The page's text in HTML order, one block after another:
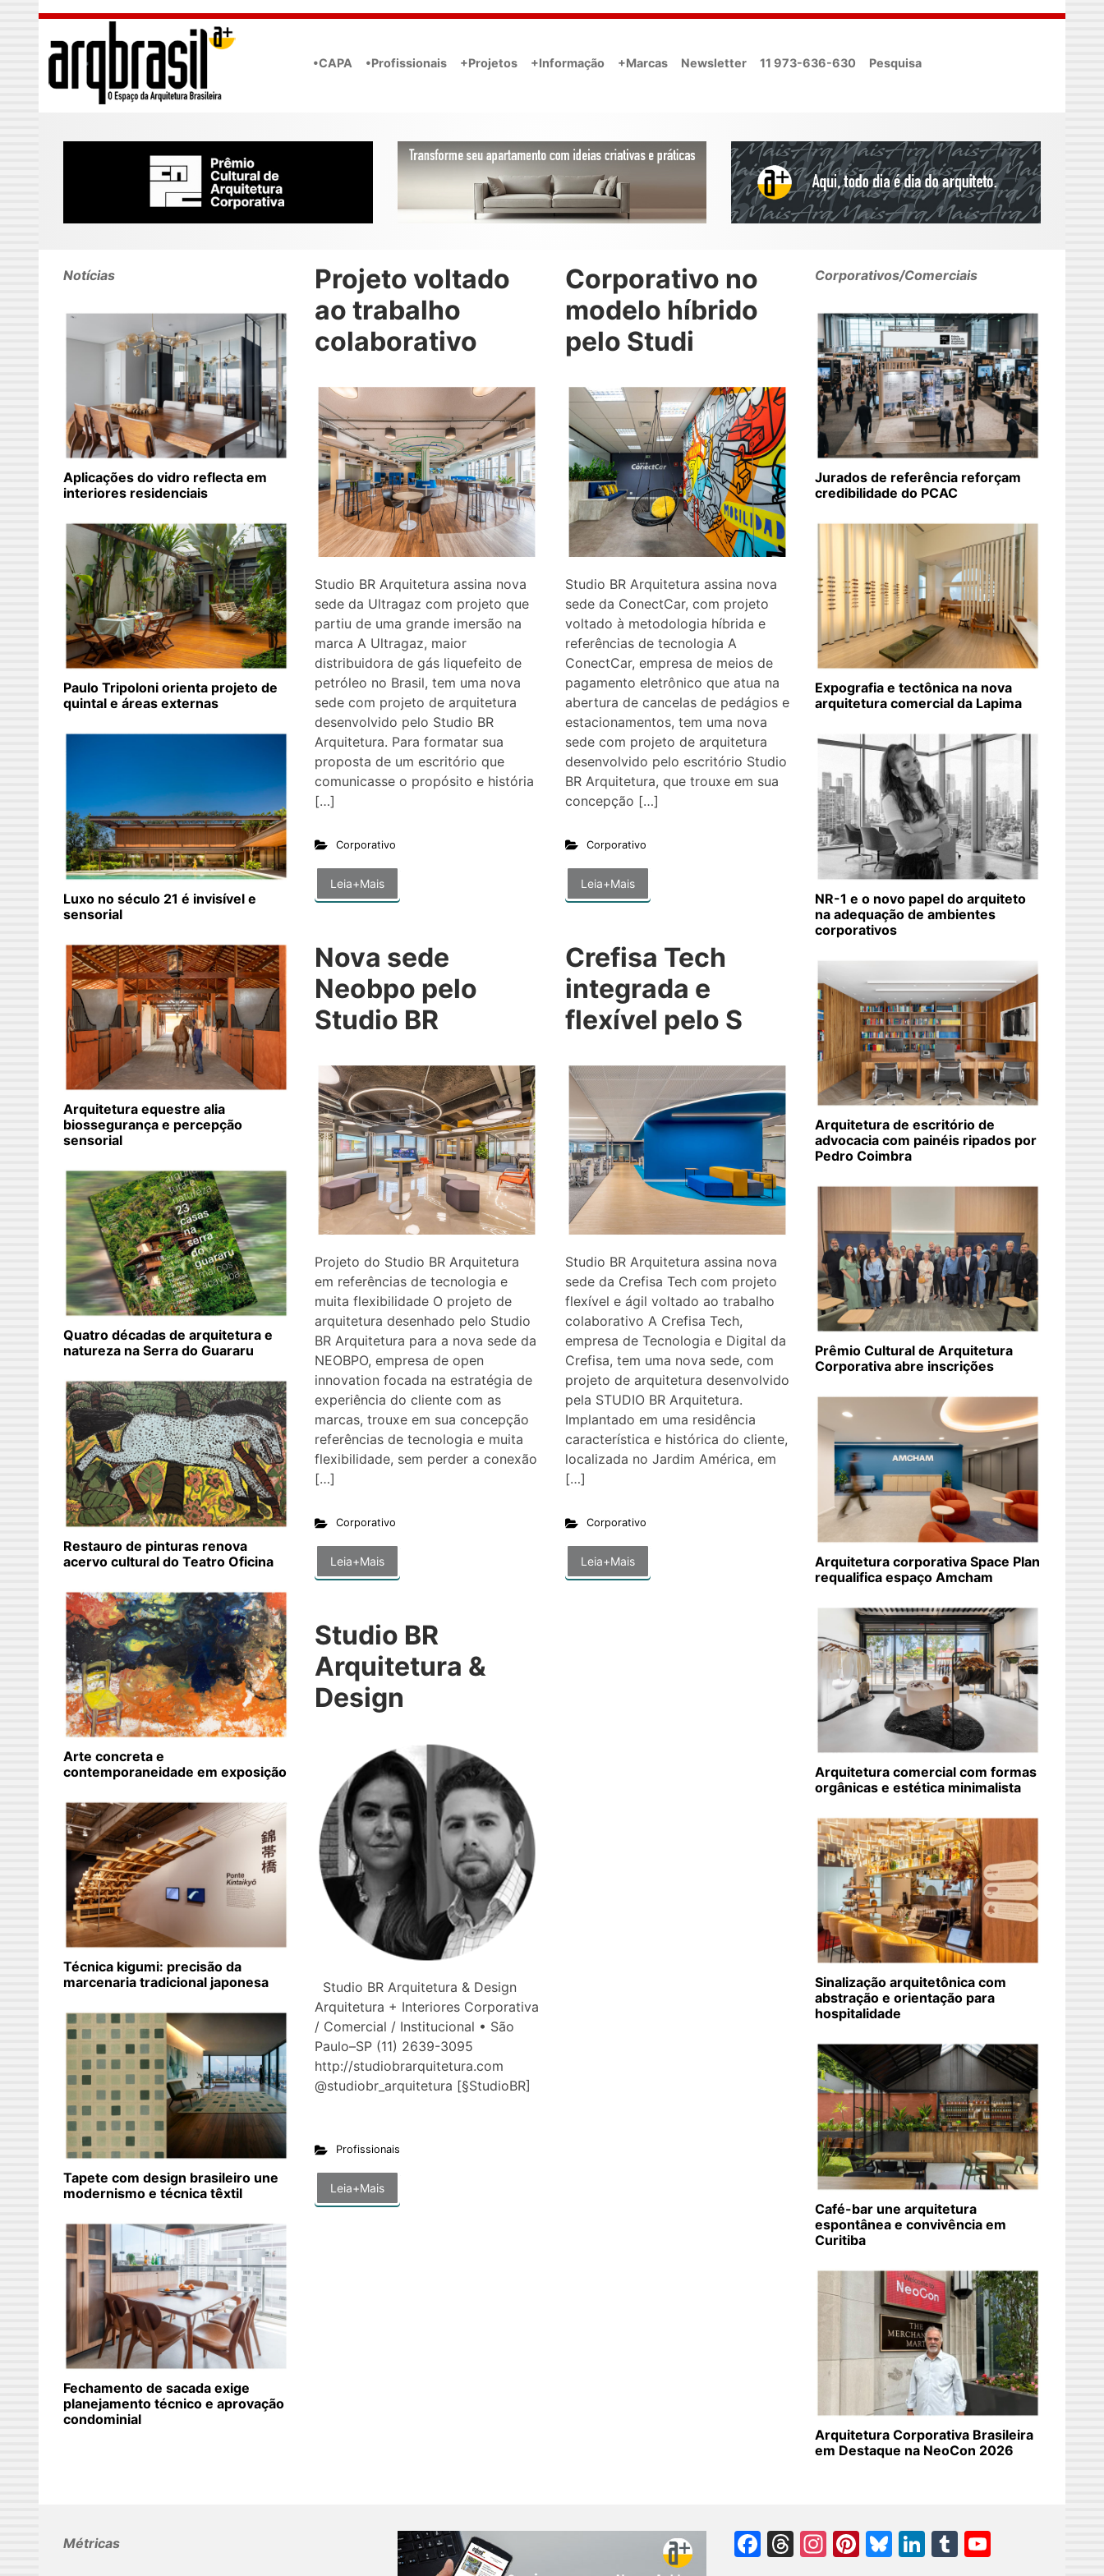
Skip to main content
•CAPA •Profissionais +Projetos +Informação +Marcas Newsletter 11 973-636-630 Pesquisa
Projeto voltado
ao trabalho
colaborativo
Studio BR Arquitetura assina nova
sede da Ultragaz com projeto que
partiu de uma grande imersão na
marca A Ultragaz, maior
distribuidora de gás liquefeito de
petróleo no Brasil, tem uma nova
sede com projeto de arquitetura
desenvolvido pelo Studio BR
Arquitetura. Para formatar sua
proposta de um escritório que
comunicasse o propósito e história
[…]
Corporativo
Leia+Mais
Corporativo no
modelo híbrido
pelo Studi
Studio BR Arquitetura assina nova
sede da ConectCar, com projeto
voltado à metodologia híbrida e
referências de tecnologia A
ConectCar, empresa de meios de
pagamento eletrônico que atua na
abertura de cancelas de pedágios e
estacionamentos, tem uma nova
sede com projeto de arquitetura
desenvolvido pelo escritório Studio
BR Arquitetura, que trouxe em sua
concepção […]
Corporativo
Leia+Mais
Nova sede
Neobpo pelo
Studio BR
Projeto do Studio BR Arquitetura
em referências de tecnologia e
muita flexibilidade O projeto de
arquitetura desenhado pelo Studio
BR Arquitetura para a nova sede da
NEOBPO, empresa de open
innovation focada na estratégia de
experiência do cliente com as
marcas, trouxe em sua concepção
referências de tecnologia e muita
flexibilidade, sem perder a conexão
[…]
Corporativo
Leia+Mais
Crefisa Tech
integrada e
flexível pelo S
Studio BR Arquitetura assina nova
sede da Crefisa Tech com projeto
flexível e ágil voltado ao trabalho
colaborativo A Crefisa Tech,
empresa de Tecnologia e Digital da
Crefisa, tem uma nova sede, com
projeto de arquitetura desenvolvido
pela STUDIO BR Arquitetura.
Implantado em uma residência
característica e histórica do cliente,
localizada no Jardim América, em
[…]
Corporativo
Leia+Mais
Studio BR
Arquitetura &
Design
Studio BR Arquitetura & Design
Arquitetura + Interiores Corporativa
/ Comercial / Institucional • São
Paulo–SP (11) 2639-3095
http://studiobrarquitetura.com
@studiobr_arquitetura [§StudioBR]
Profissionais
Leia+Mais
Notícias
Aplicações do vidro reflecta em
interiores residenciais
Paulo Tripoloni orienta projeto de
quintal e áreas externas
Luxo no século 21 é invisível e
sensorial
Arquitetura equestre alia
biossegurança e percepção
sensorial
Quatro décadas de arquitetura e
natureza na Serra do Guararu
Restauro de pinturas renova
acervo cultural do Teatro Oficina
Arte concreta e
contemporaneidade em exposição
Técnica kigumi: precisão da
marcenaria tradicional japonesa
Tapete com design brasileiro une
modernismo e técnica têxtil
Fechamento de sacada exige
planejamento técnico e aprovação
condominial
Corporativos/Comerciais
Jurados de referência reforçam
credibilidade do PCAC
Expografia e tectônica na nova
arquitetura comercial da Lapima
NR-1 e o novo papel do arquiteto
na adequação de ambientes
corporativos
Arquitetura de escritório de
advocacia com painéis ripados por
Pedro Coimbra
Prêmio Cultural de Arquitetura
Corporativa abre inscrições
Arquitetura corporativa Space Plan
requalifica espaço Amcham
Arquitetura comercial com formas
orgânicas e estética minimalista
Sinalização arquitetônica com
abstração e orientação para
hospitalidade
Café-bar une arquitetura
espontânea e convivência em
Curitiba
Arquitetura Corporativa Brasileira
em Destaque na NeoCon 2026
Métricas Facebook
Threads
Instagram
Pinterest
Bluesky
LinkedIn
Tumblr